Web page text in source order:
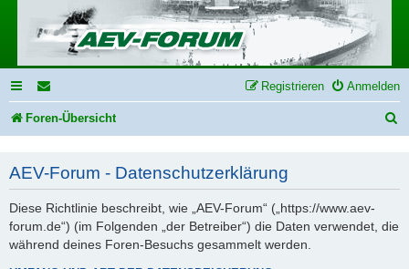
Anmelden
Registrieren
Foren-Übersicht
AEV-Forum - Datenschutzerklärung
Diese Richtlinie beschreibt, wie „AEV-Forum“ („https://www.aev-
forum.de“) (im Folgenden „der Betreiber“) die Daten verwendet, die
während deines Foren-Besuchs gesammelt werden.